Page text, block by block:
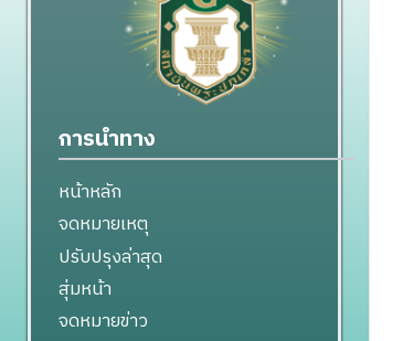
การนำทาง
หน้าหลัก
จดหมายเหตุ
ปรับปรุงล่าสุด
สุ่มหน้า
จดหมายข่าว